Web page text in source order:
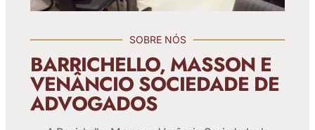
SOBRE NÓS
BARRICHELLO, MASSON E
VENÂNCIO SOCIEDADE DE
ADVOGADOS